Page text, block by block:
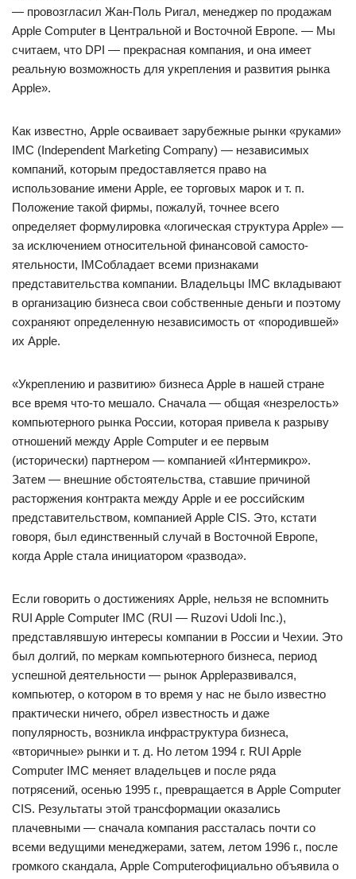
— провозгласил Жан-Поль Ригал, менеджер по продажам
Apple Computer в Центральной и Восточной Европе. — Мы
считаем, что DPI — прекрасная компания, и она имеет
реальную возможность для укрепления и развития рынка
Apple».
Как известно, Apple осваивает зарубежные рынки «руками»
IMC (Independent Marketing Company) — независимых
компаний, которым предоставляется право на
использование имени Apple, ее торговых марок и т. п.
Положение такой фирмы, пожалуй, точнее всего
определяет формулировка «логическая структура Apple» —
за исключением относительной финансовой самосто-
ятельности, IMCобладает всеми признаками
представительства компании. Владельцы IMC вкладывают
в организацию бизнеса свои собственные деньги и поэтому
сохраняют определенную независимость от «породившей»
их Apple.
«Укреплению и развитию» бизнеса Apple в нашей стране
все время что-то мешало. Сначала — общая «незрелость»
компьютерного рынка России, которая привела к разрыву
отношений между Apple Computer и ее первым
(исторически) партнером — компанией «Интермикро».
Затем — внешние обстоятельства, ставшие причиной
расторжения контракта между Apple и ее российским
представительством, компанией Apple CIS. Это, кстати
говоря, был единственный случай в Восточной Европе,
когда Apple стала инициатором «развода».
Если говорить о достижениях Apple, нельзя не вспомнить
RUI Apple Computer IMC (RUI — Ruzovi Udoli Inc.),
представлявшую интересы компании в России и Чехии. Это
был долгий, по меркам компьютерного бизнеса, период
успешной деятельности — рынок Appleразвивался,
компьютер, о котором в то время у нас не было известно
практически ничего, обрел известность и даже
популярность, возникла инфраструктура бизнеса,
«вторичные» рынки и т. д. Но летом 1994 г. RUI Apple
Computer IMC меняет владельцев и после ряда
потрясений, осенью 1995 г., превращается в Apple Computer
CIS. Результаты этой трансформации оказались
плачевными — сначала компания рассталась почти со
всеми ведущими менеджерами, затем, летом 1996 г., после
громкого скандала, Apple Computerофициально объявила о